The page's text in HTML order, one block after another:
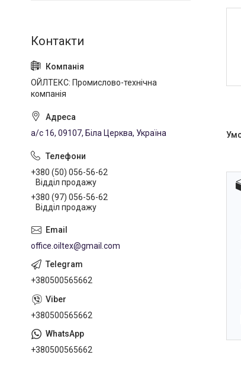
ОЙЛТЕКС: Промислово-технічна
компанія
а/с 16, 09107, Біла Церква, Україна
+380 (50) 056-56-62
Відділ продажу
+380 (97) 056-56-62
Відділ продажу
office.oiltex@gmail.com
+380500565662
+380500565662
+380500565662